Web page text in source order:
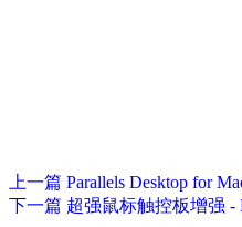
上一篇 Parallels Desktop for
下一篇 超强鼠标触控板增强 -